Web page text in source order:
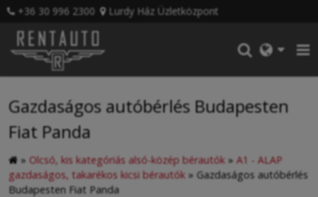
+36 30 996 2300 Lurdy Ház Üzletközpont
Gazdaságos autóbérlés Budapesten
Fiat Panda
» Olcsó, kis kategóriás alsó-közép bérautók » A1 - ALAP
gazdaságos, takarékos kicsi bérautók » Gazdaságos autóbérlés
Budapesten Fiat Panda